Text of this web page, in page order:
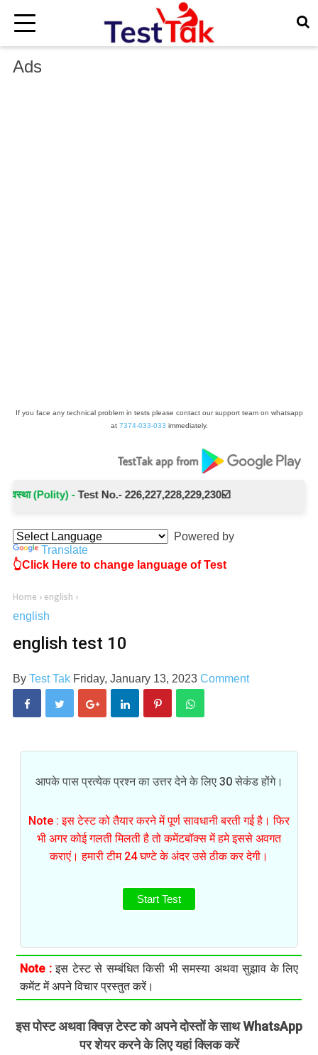
Ads
If you face any technical problem in tests please contact our support team on whatsapp
at 7374-033-033 immediately.
(Polity) -Test No.- 226,227,228,229,230☑️
×
Powered by
Translate
👆Click Here to change language of Test
Home › english ›
english
english test 10
By Test Tak Friday, January 13, 2023 Comment
आपके पास प्रत्येक प्रश्न का उत्तर देने के लिए 30 सेकंड होंगे।
Note : इस टेस्ट को तैयार करने में पूर्ण सावधानी बरती गई है। फिर
भी अगर कोई गलती मिलती है तो कमेंटबॉक्स में हमे इससे अवगत
कराएं। हमारी टीम 24 घण्टे के अंदर उसे ठीक कर देगी।
Start Test
Note :इस टेस्ट से सम्बंधित किसी भी समस्या अथवा सुझाव के लिए
कमेंट में अपने विचार प्रस्तुत करें।
इस पोस्ट अथवा क्विज़ टेस्ट को अपने दोस्तों के साथ WhatsApp
पर शेयर करने के लिए यहां क्लिक करें